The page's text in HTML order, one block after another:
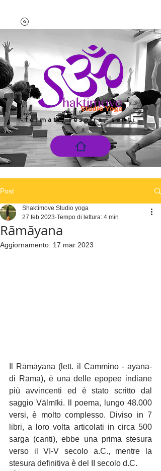
fermati, respira, senti
Post
Rāmāyana
Shaktimove Studio yoga
27 feb 2023 Tempo di lettura: 4 min
Aggiornamento: 17 mar 2023
Il Rāmāyana (lett. il Cammino - ayana-
di Rāma), è una delle epopee indiane
più avvincenti ed è stato scritto dal
saggio Vālmīki. ll poema, lungo 48.000
versi, è molto complesso. Diviso in 7
libri, a loro volta articolati in circa 500
sarga (canti), ebbe una prima stesura
verso il VI-V secolo a.C., mentre la
stesura definitiva è del II secolo d.C.